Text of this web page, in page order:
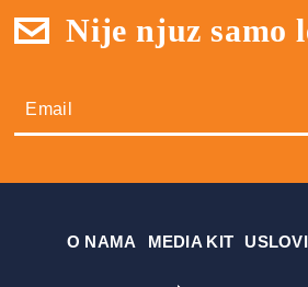
Nije njuz samo
О NAMA MEDIA KIT